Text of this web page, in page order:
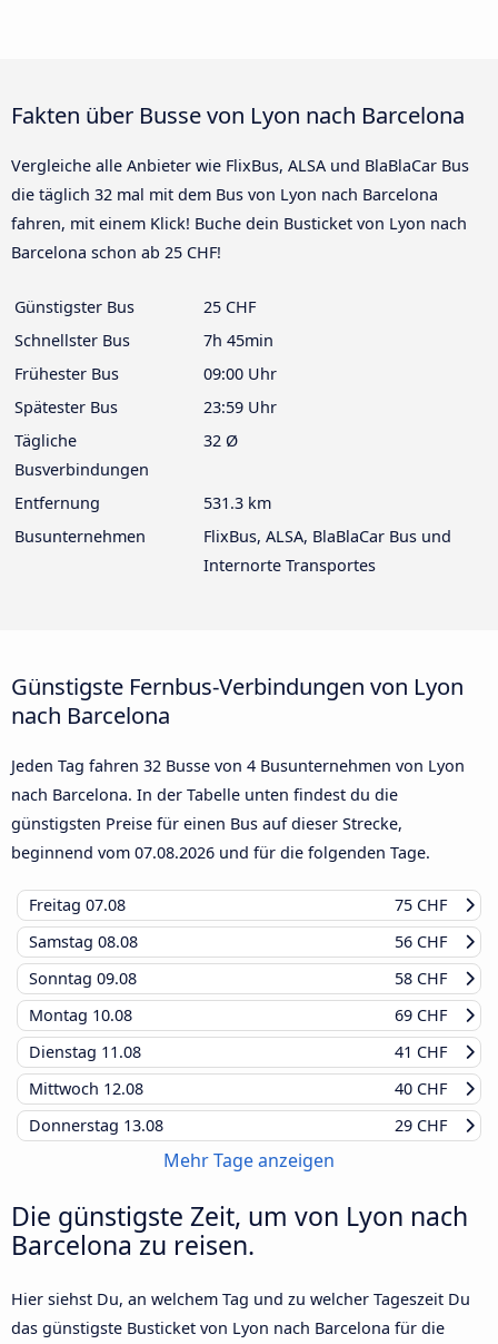
Fakten über Busse von Lyon nach Barcelona
Vergleiche alle Anbieter wie FlixBus, ALSA und BlaBlaCar Bus
die täglich 32 mal mit dem Bus von Lyon nach Barcelona
fahren, mit einem Klick! Buche dein Busticket von Lyon nach
Barcelona schon ab 25 CHF!
Günstigster Bus
25 CHF
Schnellster Bus
7h 45min
Frühester Bus
09:00 Uhr
Spätester Bus
23:59 Uhr
Tägliche
Busverbindungen
32 Ø
Entfernung
531.3 km
Busunternehmen
FlixBus, ALSA, BlaBlaCar Bus und
Internorte Transportes
Günstigste Fernbus-Verbindungen von Lyon
nach Barcelona
Jeden Tag fahren 32 Busse von 4 Busunternehmen von Lyon
nach Barcelona. In der Tabelle unten findest du die
günstigsten Preise für einen Bus auf dieser Strecke,
beginnend vom 07.08.2026 und für die folgenden Tage.
Freitag 07.08
75 CHF
Samstag 08.08
56 CHF
Sonntag 09.08
58 CHF
Montag 10.08
69 CHF
Dienstag 11.08
41 CHF
Mittwoch 12.08
40 CHF
Donnerstag 13.08 29 CHF
Mehr Tage anzeigen
Die günstigste Zeit, um von Lyon nach
Barcelona zu reisen.
Hier siehst Du, an welchem Tag und zu welcher Tageszeit Du
das günstigste Busticket von Lyon nach Barcelona für die